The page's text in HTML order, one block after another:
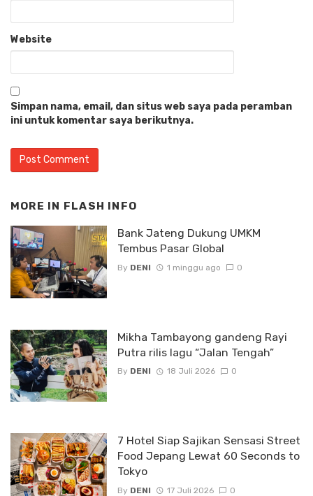
Website
Simpan nama, email, dan situs web saya pada peramban
ini untuk komentar saya berikutnya.
MORE IN FLASH INFO
Bank Jateng Dukung UMKM
Tembus Pasar Global
By DENI 1 minggu ago 0
Mikha Tambayong gandeng Rayi
Putra rilis lagu “Jalan Tengah”
By DENI 18 Juli 2026 0
7 Hotel Siap Sajikan Sensasi Street
Food Jepang Lewat 60 Seconds to
Tokyo
By DENI 17 Juli 2026 0